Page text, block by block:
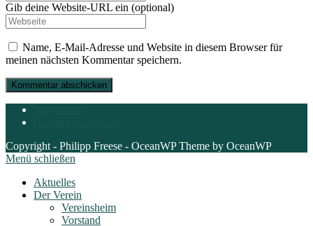
Gib deine Website-URL ein (optional)
Name, E-Mail-Adresse und Website in diesem Browser für
meinen nächsten Kommentar speichern.
Copyright - Philipp Freese - OceanWP Theme by OceanWP
Menü schließen
Aktuelles
Der Verein
Vereinsheim
Vorstand